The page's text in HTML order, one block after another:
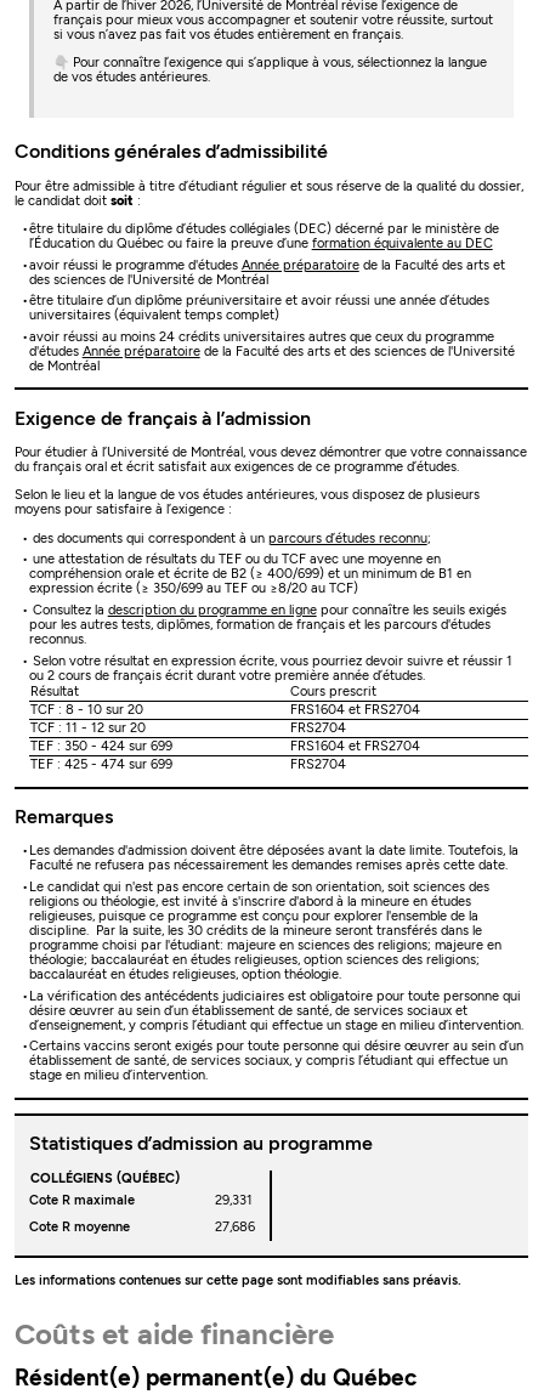
À partir de l’hiver 2026, l’Université de Montréal révise l’exigence de
français pour mieux vous accompagner et soutenir votre réussite, surtout
si vous n’avez pas fait vos études entièrement en français.
👇 Pour connaître l’exigence qui s’applique à vous, sélectionnez la langue
de vos études antérieures.
Conditions générales d’admissibilité
Pour être admissible à titre d’étudiant régulier et sous réserve de la qualité du dossier,
le candidat doitsoit :
être titulaire du diplôme d’études collégiales (DEC) décerné par le ministère de
l’Éducation du Québec ou faire la preuve d’une formation équivalente au DEC
avoir réussi le programme d'études Année préparatoirede la Faculté des arts et
des sciences de l'Université de Montréal
être titulaire d’un diplôme préuniversitaire et avoir réussi une année d’études
universitaires (équivalent temps complet)
avoir réussi au moins 24 crédits universitaires autres que ceux du programme
d'études Année préparatoirede la Faculté des arts et des sciences de l'Université
de Montréal
Exigence de français à l’admission
Pour étudier à l’Université de Montréal, vous devez démontrer que votre connaissance
du français oral et écrit satisfait aux exigences de ce programme d’études.
Selon le lieu et la langue de vos études antérieures, vous disposez de plusieurs
moyens pour satisfaire à l’exigence :
des documents qui correspondent à un parcours d’études reconnu;
une attestation de résultats du TEF ou du TCF avec une moyenne en
compréhension orale et écrite de B2 (≥ 400/699) et un minimum de B1 en
expression écrite (≥ 350/699 au TEF ou ≥8/20 au TCF)
Consultez la description du programme en lignepour connaître les seuils exigés
pour les autres tests, diplômes, formation de français et les parcours d'études
reconnus.
Selon votre résultat en expression écrite, vous pourriez devoir suivre et réussir 1
ou 2 cours de français écrit durant votre première année d’études.
Résultat
Cours prescrit
TCF : 8 - 10 sur 20
FRS1604 et FRS2704
TCF : 11 - 12 sur 20
FRS2704
TEF : 350 - 424 sur 699
FRS1604 et FRS2704
TEF : 425 - 474 sur 699
FRS2704
Remarques
Les demandes d'admission doivent être déposées avant la date limite. Toutefois, la
Faculté ne refusera pas nécessairement les demandes remises après cette date.
Le candidat qui n'est pas encore certain de son orientation, soit sciences des
religions ou théologie, est invité à s'inscrire d'abord à la mineure en études
religieuses, puisque ce programme est conçu pour explorer l'ensemble de la
discipline. Par la suite, les 30 crédits de la mineure seront transférés dans le
programme choisi par l'étudiant: majeure en sciences des religions; majeure en
théologie; baccalauréat en études religieuses, option sciences des religions;
baccalauréat en études religieuses, option théologie.
La vérification des antécédents judiciaires est obligatoire pour toute personne qui
désire œuvrer au sein d’un établissement de santé, de services sociaux et
d’enseignement, y compris l’étudiant qui effectue un stage en milieu d’intervention.
Certains vaccins seront exigés pour toute personne qui désire œuvrer au sein d’un
établissement de santé, de services sociaux, y compris l’étudiant qui effectue un
stage en milieu d’intervention.
Statistiques d’admission au programme
COLLÉGIENS (QUÉBEC)
Cote R maximale
29,331
Cote R moyenne
27,686
Les informations contenues sur cette page sont modifiables sans préavis.
Coûts et aide financière
Résident(e) permanent(e) du Québec